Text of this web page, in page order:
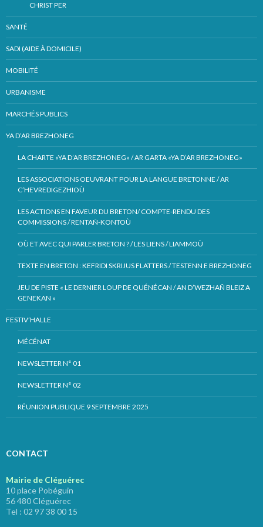
CHRIST PER
SANTÉ
SADI (AIDE À DOMICILE)
MOBILITÉ
URBANISME
MARCHÉS PUBLICS
YA D’AR BREZHONEG
LA CHARTE «YA D’AR BREZHONEG» / AR GARTA «YA D’AR BREZHONEG»
LES ASSOCIATIONS OEUVRANT POUR LA LANGUE BRETONNE / AR
C’HEVREDIGEZHIOÙ
LES ACTIONS EN FAVEUR DU BRETON/ COMPTE-RENDU DES
COMMISSIONS / RENTAÑ-KONTOÙ
OÙ ET AVEC QUI PARLER BRETON ? / LES LIENS / LIAMMOÙ
TEXTE EN BRETON : KEFRIDI SKRIJUS FLATTERS / TESTENN E BREZHONEG
JEU DE PISTE « LE DERNIER LOUP DE QUÉNÉCAN / AN D’WEZHAÑ BLEIZ A
GENEKAN »
FESTIV’HALLE
MÉCÉNAT
NEWSLETTER N° 01
NEWSLETTER N° 02
RÉUNION PUBLIQUE 9 SEPTEMBRE 2025
CONTACT
Mairie de Cléguérec
10 place Pobéguin
56 480 Cléguérec
Tel : 02 97 38 00 15